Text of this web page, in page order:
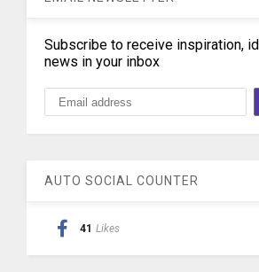
Subscribe to receive inspiration,
news in your inbox
AUTO SOCIAL COUNTER
41 Likes